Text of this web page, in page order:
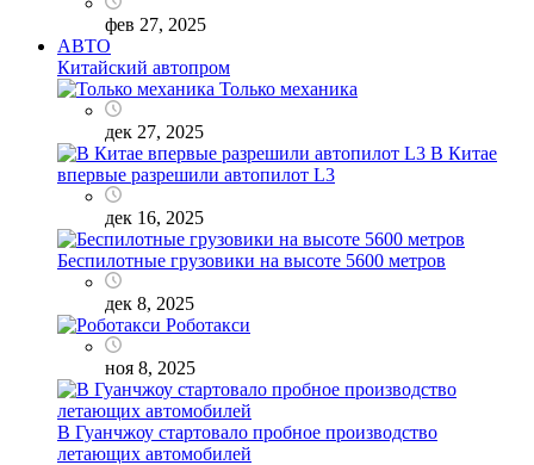
фев 27, 2025
АВТО
Китайский автопром
Только механика
дек 27, 2025
В Китае
впервые разрешили автопилот L3
дек 16, 2025
Беспилотные грузовики на высоте 5600 метров
дек 8, 2025
Роботакси
ноя 8, 2025
В Гуанчжоу стартовало пробное производство
летающих автомобилей